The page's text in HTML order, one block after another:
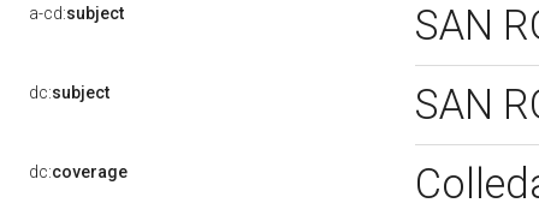
a-cd:subject SAN
dc:subject SAN
dc:coverage